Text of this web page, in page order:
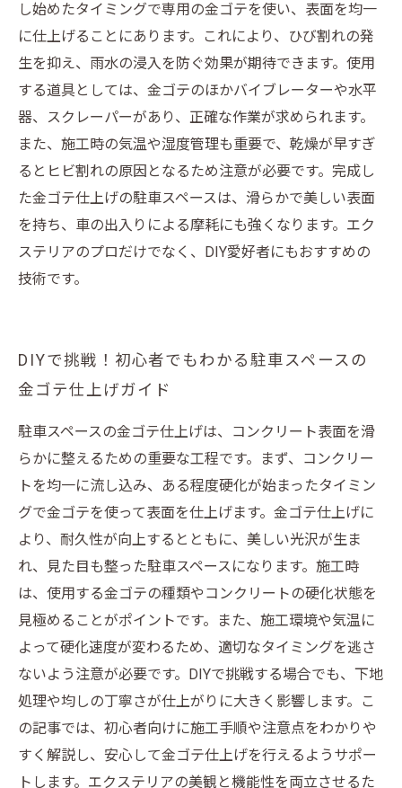
し始めたタイミングで専用の金ゴテを使い、表面を均一
に仕上げることにあります。これにより、ひび割れの発
生を抑え、雨水の浸入を防ぐ効果が期待できます。使用
する道具としては、金ゴテのほかバイブレーターや水平
器、スクレーパーがあり、正確な作業が求められます。
また、施工時の気温や湿度管理も重要で、乾燥が早すぎ
るとヒビ割れの原因となるため注意が必要です。完成し
た金ゴテ仕上げの駐車スペースは、滑らかで美しい表面
を持ち、車の出入りによる摩耗にも強くなります。エク
ステリアのプロだけでなく、DIY愛好者にもおすすめの
技術です。
DIYで挑戦！初心者でもわかる駐車スペースの
金ゴテ仕上げガイド
駐車スペースの金ゴテ仕上げは、コンクリート表面を滑
らかに整えるための重要な工程です。まず、コンクリー
トを均一に流し込み、ある程度硬化が始まったタイミン
グで金ゴテを使って表面を仕上げます。金ゴテ仕上げに
より、耐久性が向上するとともに、美しい光沢が生ま
れ、見た目も整った駐車スペースになります。施工時
は、使用する金ゴテの種類やコンクリートの硬化状態を
見極めることがポイントです。また、施工環境や気温に
よって硬化速度が変わるため、適切なタイミングを逃さ
ないよう注意が必要です。DIYで挑戦する場合でも、下地
処理や均しの丁寧さが仕上がりに大きく影響します。こ
の記事では、初心者向けに施工手順や注意点をわかりや
すく解説し、安心して金ゴテ仕上げを行えるようサポー
トします。エクステリアの美観と機能性を両立させるた